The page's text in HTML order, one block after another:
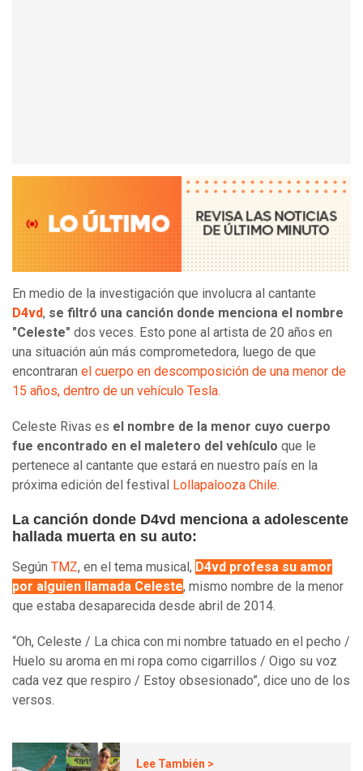
En medio de la investigación que involucra al cantante
D4vd, se filtró una canción donde menciona el nombre
"Celeste" dos veces. Esto pone al artista de 20 años en
una situación aún más comprometedora, luego de que
encontraran el cuerpo en descomposición de una menor de
15 años, dentro de un vehículo Tesla.
Celeste Rivas es el nombre de la menor cuyo cuerpo
fue encontrado en el maletero del vehículo que le
pertenece al cantante que estará en nuestro país en la
próxima edición del festival Lollapalooza Chile.
La canción donde D4vd menciona a adolescente
hallada muerta en su auto:
Según TMZ, en el tema musical, D4vd profesa su amor
por alguien llamada Celeste, mismo nombre de la menor
que estaba desaparecida desde abril de 2014.
“Oh, Celeste / La chica con mi nombre tatuado en el pecho /
Huelo su aroma en mi ropa como cigarrillos / Oigo su voz
cada vez que respiro / Estoy obsesionado”, dice uno de los
versos.
Lee También >